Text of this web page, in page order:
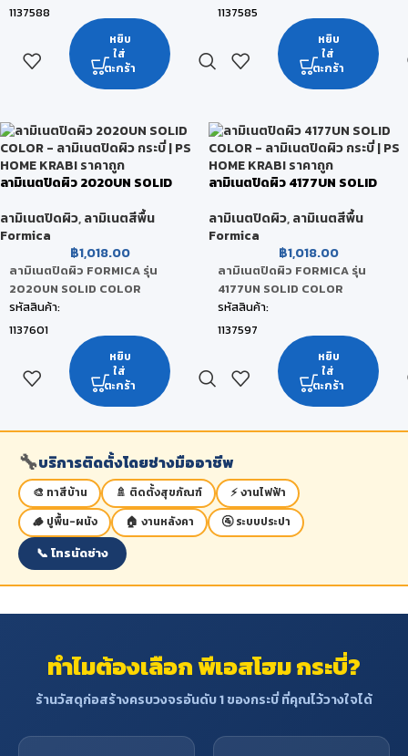
1137588
FORMICA
ขนาดสินค้า:
122 x 244 x 0.08 CM
หน่วยนับ:
สถานะสินค้า:
สินค้าพร้อมส่ง (จัดส่งภายใน 2-5 วัน)
หยิบ
ใส่
ตะกร้า
1137585
FORMICA
หยิบ
ใส่
ตะกร้า
ลามิเนตปิดผิว 2020UN SOLID
ลามิเนตปิดผิว,ลามิเนตสีพื้น
Formica
฿1,018.00
ลามิเนตปิดผิว FORMICA รุ่น
2020UN SOLID COLOR
รหัสสินค้า:
1137601
FORMICA
122 x 244 x 0.08 CM
หน่วยนับ:
แผ่น
สถานะสินค้า:
สินค้าพร้อมส่ง (จัดส่งภายใน 2-5 วัน)
หยิบ
ใส่
ตะกร้า
ลามิเนตปิดผิว 4177UN SOLID
ลามิเนตปิดผิว,ลามิเนตสีพื้น
Formica
฿1,018.00
ลามิเนตปิดผิว FORMICA รุ่น
4177UN SOLID COLOR
รหัสสินค้า:
1137597
FORMICA
122 x 244 x 0.08 CM
หน่วยนับ:
แผ่น
สถานะสินค้า:
หยิบ
ใส่
ตะกร้า
🔧บริการติดตั้งโดยช่างมืออาชีพ
🎨 ทาสีบ้าน 🚿 ติดตั้งสุขภัณฑ์
⚡ งานไฟฟ้า
🪵 ปูพื้น-ผนัง
🏠 งานหลังคา 🚰 ระบบประปา
📞 โทรนัดช่าง
ทำไมต้องเลือก พีเอสโฮม กระบี่?
ร้านวัสดุก่อสร้างครบวงจรอันดับ 1 ของกระบี่ ที่คุณไว้วางใจได้